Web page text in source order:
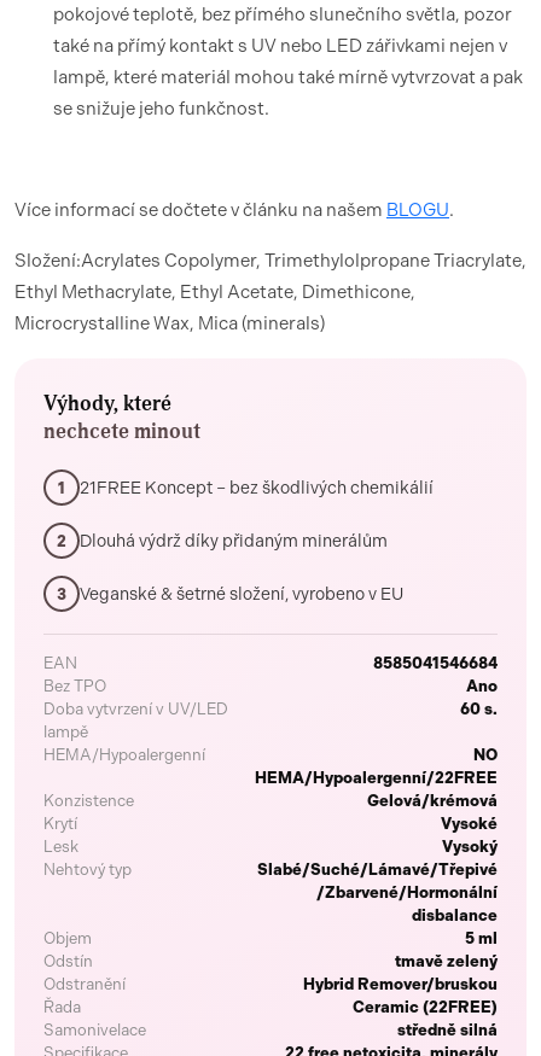
pokojové teplotě, bez přímého slunečního světla, pozor
také na přímý kontakt s UV nebo LED zářivkami nejen v
lampě, které materiál mohou také mírně vytvrzovat a pak
se snižuje jeho funkčnost.
Více informací se dočtete v článku na našem BLOGU.
Složení:Acrylates Copolymer, Trimethylolpropane Triacrylate,
Ethyl Methacrylate, Ethyl Acetate, Dimethicone,
Microcrystalline Wax, Mica (minerals)
Výhody, které
nechcete minout
1 21FREE Koncept – bez škodlivých chemikálií
2 Dlouhá výdrž díky přidaným minerálům
3 Veganské & šetrné složení, vyrobeno v EU
EAN
8585041546684
Bez TPO
Ano
Doba vytvrzení v UV/LED
lampě
60 s.
HEMA/Hypoalergenní
NO
HEMA/Hypoalergenní/22FREE
Konzistence
Gelová/krémová
Krytí
Vysoké
Lesk
Vysoký
Nehtový typ
Slabé/Suché/Lámavé/Třepivé
/Zbarvené/Hormonální
disbalance
Objem
5 ml
Odstín
tmavě zelený
Odstranění
Hybrid Remover/bruskou
Řada
Ceramic (22FREE)
Samonivelace
středně silná